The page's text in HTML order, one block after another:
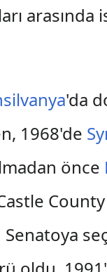
arasında
'da
1968'de
önce
Senatoya